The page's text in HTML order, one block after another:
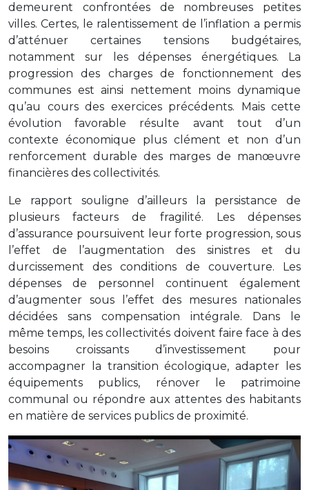
demeurent confrontées de nombreuses petites
villes. Certes, le ralentissement de l’inflation a permis
d’atténuer certaines tensions budgétaires,
notamment sur les dépenses énergétiques. La
progression des charges de fonctionnement des
communes est ainsi nettement moins dynamique
qu’au cours des exercices précédents. Mais cette
évolution favorable résulte avant tout d’un
contexte économique plus clément et non d’un
renforcement durable des marges de manœuvre
financières des collectivités.
Le rapport souligne d’ailleurs la persistance de
plusieurs facteurs de fragilité. Les dépenses
d’assurance poursuivent leur forte progression, sous
l’effet de l’augmentation des sinistres et du
durcissement des conditions de couverture. Les
dépenses de personnel continuent également
d’augmenter sous l’effet des mesures nationales
décidées sans compensation intégrale. Dans le
même temps, les collectivités doivent faire face à des
besoins croissants d’investissement pour
accompagner la transition écologique, adapter les
équipements publics, rénover le patrimoine
communal ou répondre aux attentes des habitants
en matière de services publics de proximité.